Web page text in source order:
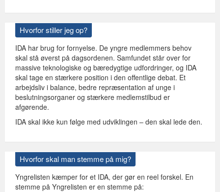
Hvorfor stiller jeg op?
IDA har brug for fornyelse. De yngre medlemmers behov
skal stå øverst på dagsordenen. Samfundet står over for
massive teknologiske og bæredygtige udfordringer, og IDA
skal tage en stærkere position i den offentlige debat. Et
arbejdsliv i balance, bedre repræsentation af unge i
beslutningsorganer og stærkere medlemstilbud er
afgørende.
IDA skal ikke kun følge med udviklingen – den skal lede den.
Hvorfor skal man stemme på mig?
Yngrelisten kæmper for et IDA, der gør en reel forskel. En
stemme på Yngrelisten er en stemme på: